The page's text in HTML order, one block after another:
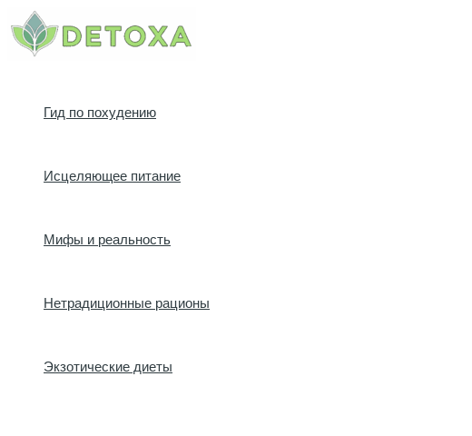
Перейти
к
содержимому
Гид по похудению
Исцеляющее питание
Мифы и реальность
Нетрадиционные рационы
Экзотические диеты